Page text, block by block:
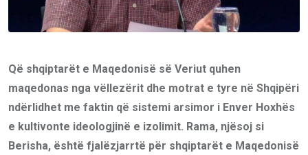
Që shqiptarët e Maqedonisë së Veriut quhen
maqedonas nga vëllezërit dhe motrat e tyre në Shqipëri
ndërlidhet me faktin që sistemi arsimor i Enver Hoxhës
e kultivonte ideologjinë e izolimit. Rama, njësoj si
Berisha, është fjalëzjarrtë për shqiptarët e Maqedonisë